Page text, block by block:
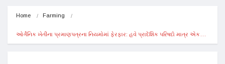
Home Farming
ઓર્ગેનિક ખેતીના પ્રમાણપત્રના નિયમોમાં ફેરફાર: હવે પ્રાદેશિક પરિષદો માત્ર એક…